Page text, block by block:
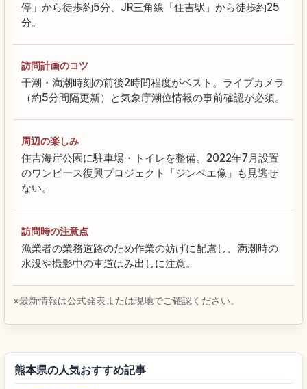
停」から徒歩約5分、JR三角線「住吉駅」から徒歩約25
分。
訪問計画のコツ
干潮・満潮時刻の前後2時間程度がベスト。ライブカメラ
（約5分間隔更新）と気象庁潮位情報の事前確認が必須。
周辺の楽しみ
住吉海岸公園に駐車場・トイレを整備。2022年7月設置
のワンピース復興プロジェクト「ジンベエ像」も見逃せ
ない。
訪問時の注意点
漁業者の業務道路のため作業の妨げに配慮し、満潮時の
水没や撮影中の車道はみ出しに注意。
※最新情報は公式発表または現地でご確認ください。
熊本県の人気おすすめ記事